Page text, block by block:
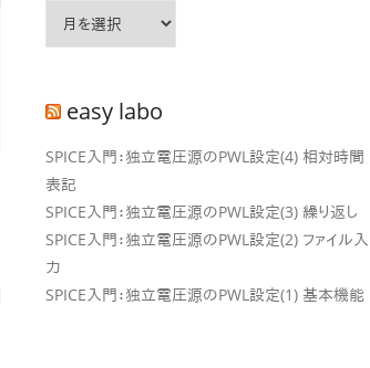
ブ easy labo
SPICE入門：独立電圧源のPWL設定(4) 相対時間
表記
SPICE入門：独立電圧源のPWL設定(3) 繰り返し
SPICE入門：独立電圧源のPWL設定(2) ファイル入
力
SPICE入門：独立電圧源のPWL設定(1) 基本機能